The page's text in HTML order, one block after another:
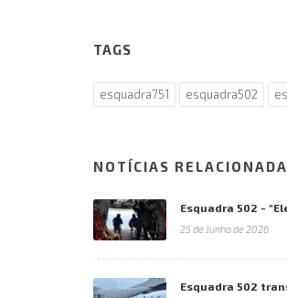
TAGS
esquadra751 esquadra502
NOTÍCIAS
Esquadra 502 -
25 de Junho de 2026
Esquadra 502